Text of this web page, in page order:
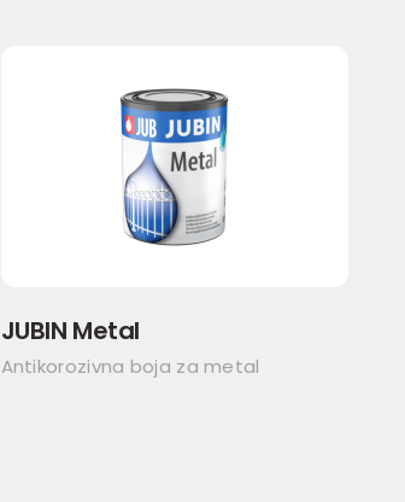
JUBIN Metal
Antikorozivna boja za metal